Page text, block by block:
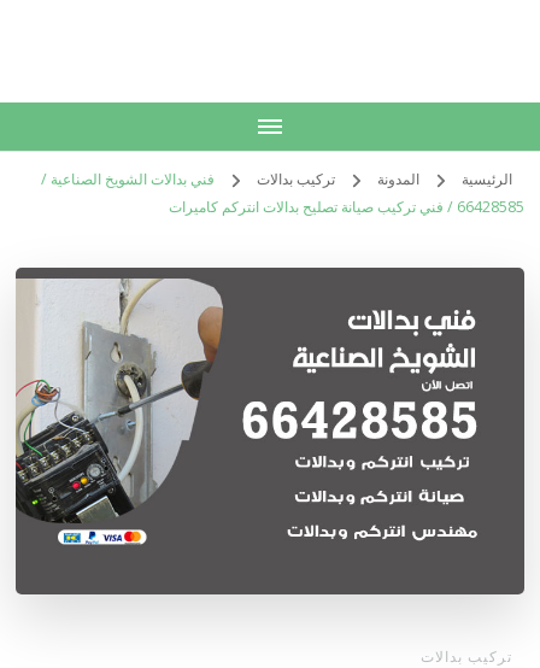
الرئيسية المدونة تركيب بدالات
فني بدالات الشويخ الصناعية /
66428585 / فني تركيب صيانة تصليح بدالات انتركم كاميرات
تركيب بدالات